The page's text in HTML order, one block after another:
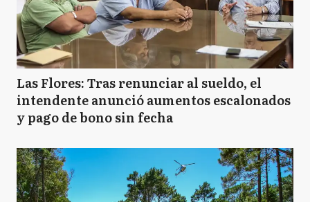
Las Flores: Tras renunciar al sueldo, el
intendente anunció aumentos escalonados
y pago de bono sin fecha